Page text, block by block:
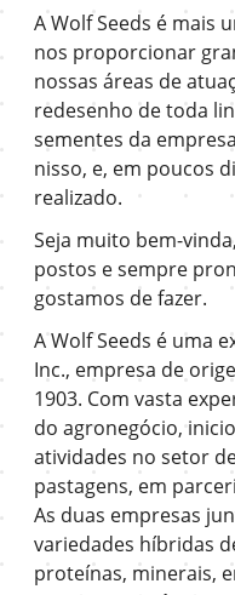
A Wolf Seeds é mais
nos proporcionar
nossas áreas de
redesenho de toda
sementes da
nisso, e, em poucos
realizado.
Seja muito bem-
postos e sempre
gostamos de fazer.
A Wolf Seeds é uma
Inc., empresa de
1903. Com vasta
do agronegócio,
atividades no setor
pastagens, em
As duas empresas
variedades híbridas
proteínas, minerais,